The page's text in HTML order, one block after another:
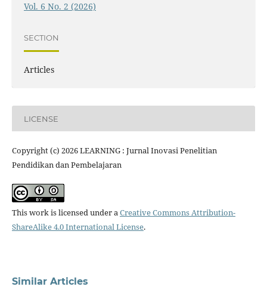
Vol. 6 No. 2 (2026)
SECTION
Articles
LICENSE
Copyright (c) 2026 LEARNING : Jurnal Inovasi Penelitian
Pendidikan dan Pembelajaran
This work is licensed under aCreative Commons Attribution-
ShareAlike 4.0 International License.
Similar Articles